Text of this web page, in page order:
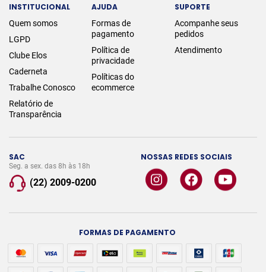
SAC
Seg. a sex. das 8h às 18h
(22) 2009-0200
NOSSAS REDES SOCIAIS
INSTITUCIONAL
Quem somos
LGPD
Clube Elos
Caderneta
Trabalhe Conosco
Relatório de
Transparência
AJUDA
Formas de
pagamento
Política de
privacidade
Políticas do
ecommerce
SUPORTE
Acompanhe seus
pedidos
Atendimento
FORMAS DE PAGAMENTO